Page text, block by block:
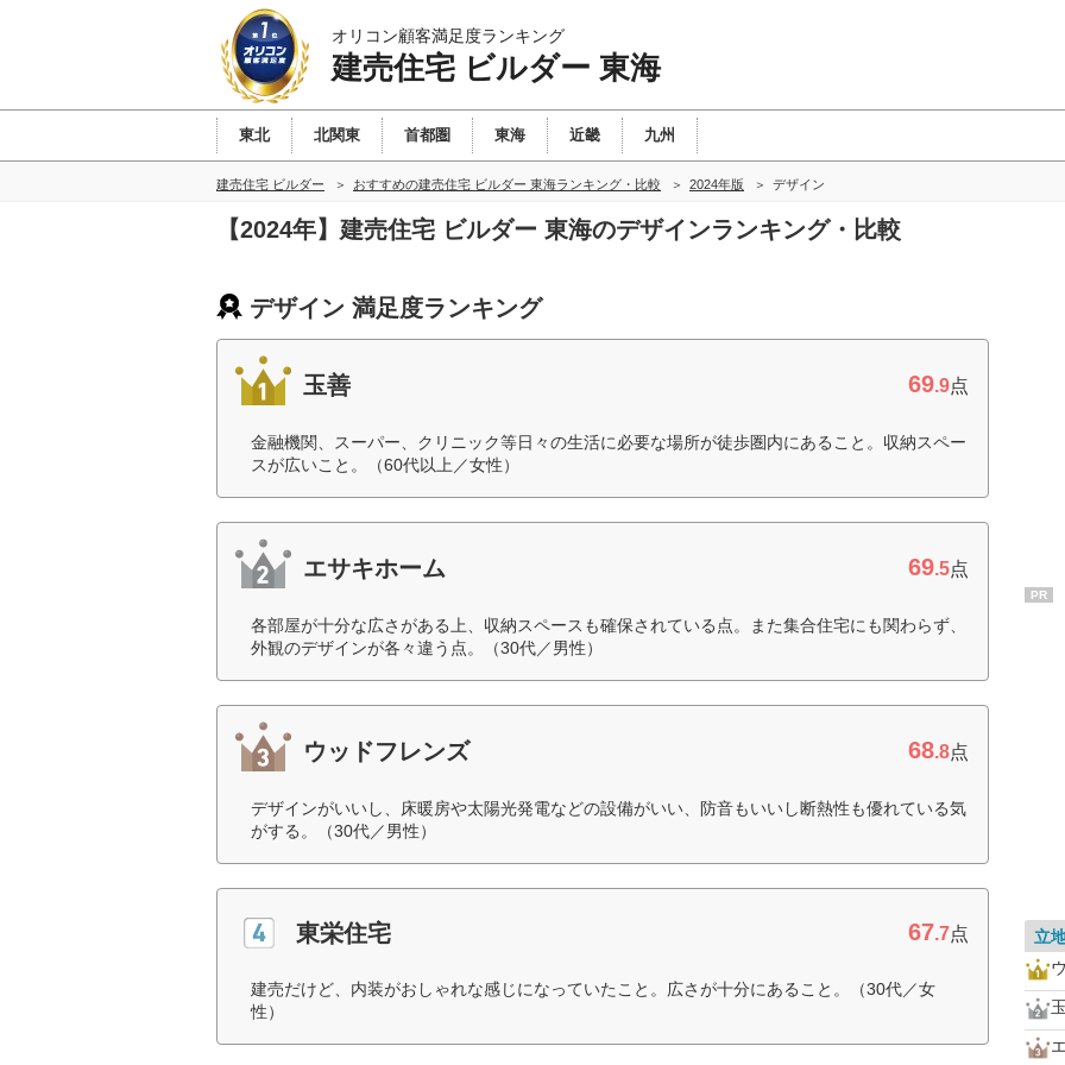
オリコン顧客満足度ランキング
建売住宅 ビルダー 東海
東北 北関東 首都圏 東海 近畿 九州
建売住宅 ビルダー おすすめの建売住宅 ビルダー 東海ランキング・比較 2024年版 デザイン
【2024年】建売住宅 ビルダー 東海のデザインランキング・比較
デザイン 満足度ランキング
玉善 69.9点
金融機関、スーパー、クリニック等日々の生活に必要な場所が徒歩圏内にあること。収納スペー
スが広いこと。（60代以上／女性）
エサキホーム 69.5点
各部屋が十分な広さがある上、収納スペースも確保されている点。また集合住宅にも関わらず、
外観のデザインが各々違う点。（30代／男性）
ウッドフレンズ 68.8点
デザインがいいし、床暖房や太陽光発電などの設備がいい、防音もいいし断熱性も優れている気
がする。（30代／男性）
東栄住宅 67.7点
建売だけど、内装がおしゃれな感じになっていたこと。広さが十分にあること。（30代／女
性）
PR
立